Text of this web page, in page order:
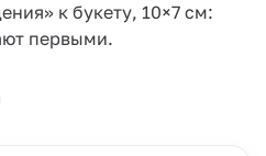
к букету, 10×7 см:
первыми.